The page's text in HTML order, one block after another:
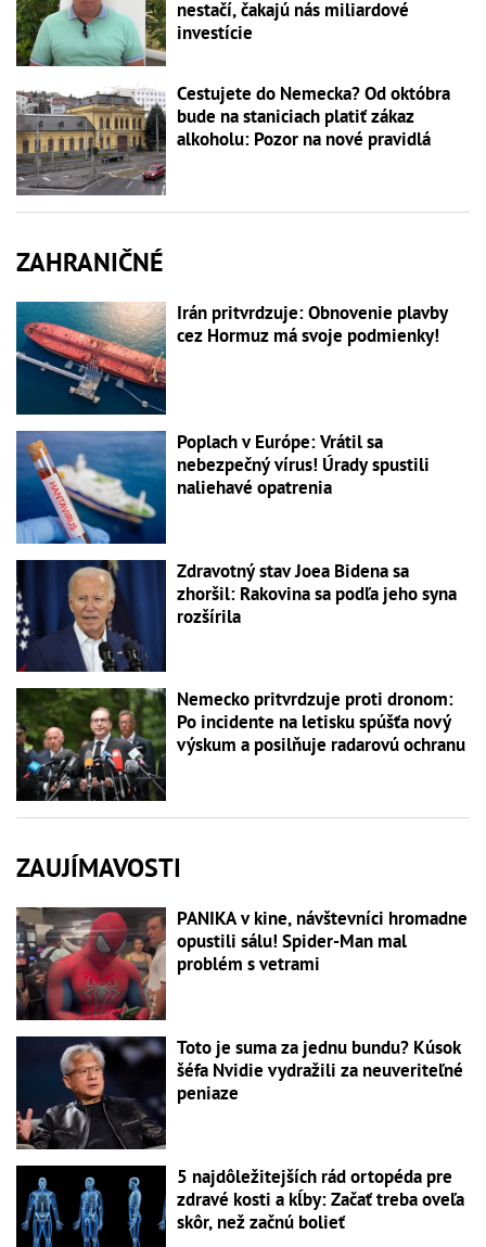
nestačí, čakajú nás miliardové
investície
Cestujete do Nemecka? Od októbra
bude na staniciach platiť zákaz
alkoholu: Pozor na nové pravidlá
ZAHRANIČNÉ
Irán pritvrdzuje: Obnovenie plavby
cez Hormuz má svoje podmienky!
Poplach v Európe: Vrátil sa
nebezpečný vírus! Úrady spustili
naliehavé opatrenia
Zdravotný stav Joea Bidena sa
zhoršil: Rakovina sa podľa jeho syna
rozšírila
Nemecko pritvrdzuje proti dronom:
Po incidente na letisku spúšťa nový
výskum a posilňuje radarovú ochranu
ZAUJÍMAVOSTI
PANIKA v kine, návštevníci hromadne
opustili sálu! Spider-Man mal
problém s vetrami
Toto je suma za jednu bundu? Kúsok
šéfa Nvidie vydražili za neuveriteľné
peniaze
5 najdôležitejších rád ortopéda pre
zdravé kosti a kĺby: Začať treba oveľa
skôr, než začnú bolieť